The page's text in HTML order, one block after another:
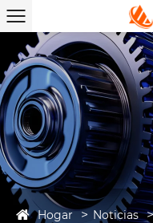
Hogar Noticias